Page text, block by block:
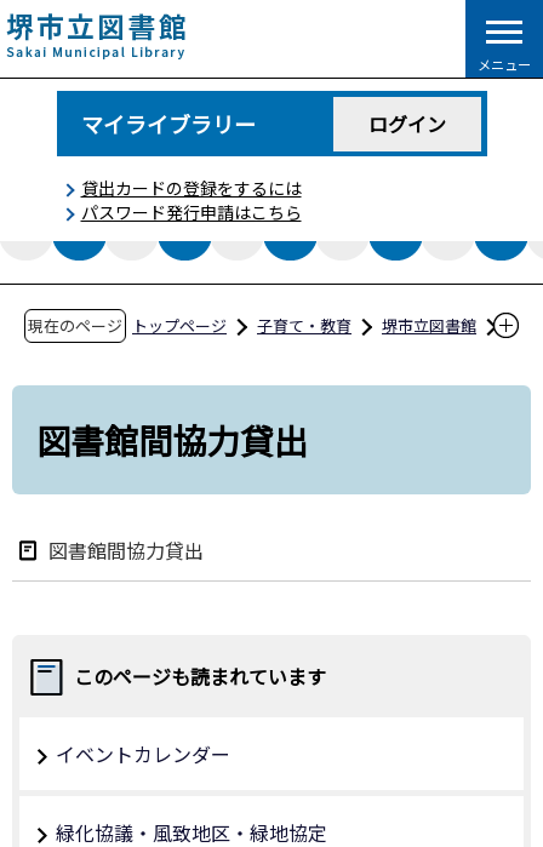
こ
の
ペ
で
メニュー
マイライブラリー ログイン
貸出カードの登録をするには
パスワード発行申請はこちら
現在のページ トップページ 子育て・教育
堺市立図書館
図書館間協力貸出
図書館間協力貸出
このページも読まれています
イベントカレンダー
緑化協議・風致地区・緑地協定